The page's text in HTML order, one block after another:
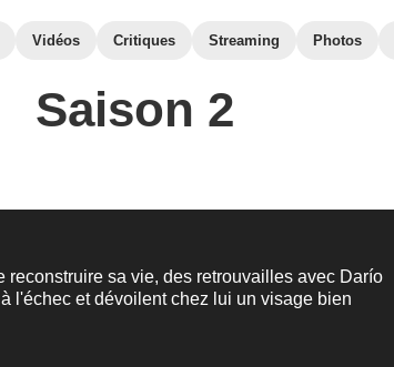
Vidéos Critiques Streaming Photos
Saison 2
reconstruire sa vie, des retrouvailles avec Darío
l'échec et dévoilent chez lui un visage bien